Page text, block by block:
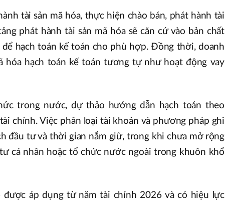
tài sản mã hóa, thực hiện chào bán, phát hành tài
phát hành tài sản mã hóa sẽ căn cứ vào bản chất
để hạch toán kế toán cho phù hợp. Đồng thời, doanh
hóa hạch toán kế toán tương tự như hoạt động vay
trong nước, dự thảo hướng dẫn hạch toán theo
chính. Việc phân loại tài khoản và phương pháp ghi
đầu tư và thời gian nắm giữ, trong khi chưa mở rộng
cá nhân hoặc tổ chức nước ngoài trong khuôn khổ
được áp dụng từ năm tài chính 2026 và có hiệu lực